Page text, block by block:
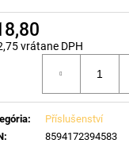
vrátane DPH
:
Příslušenství
: 8594172394583